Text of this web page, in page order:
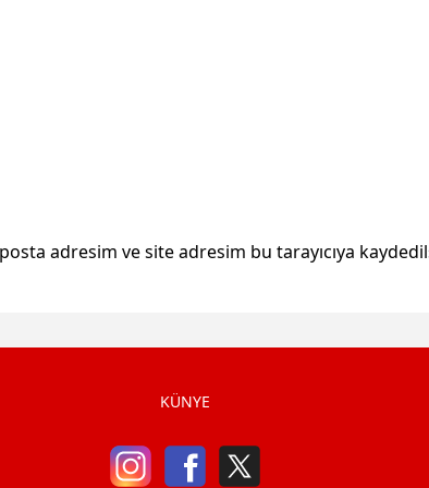
adresim ve site adresim bu tarayıcıya
KÜNYE